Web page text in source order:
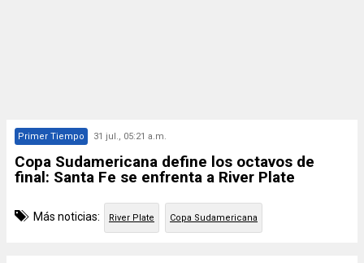
Primer Tiempo 31 jul., 05:21 a.m.
Copa Sudamericana define los octavos de
final: Santa Fe se enfrenta a River Plate
Más noticias: River Plate Copa Sudamericana